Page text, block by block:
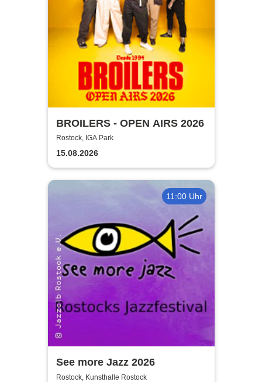
BROILERS - OPEN AIRS 2026
Rostock, IGA Park
15.08.2026
11:00 Uhr
See more Jazz 2026
Rostock, Kunsthalle Rostock